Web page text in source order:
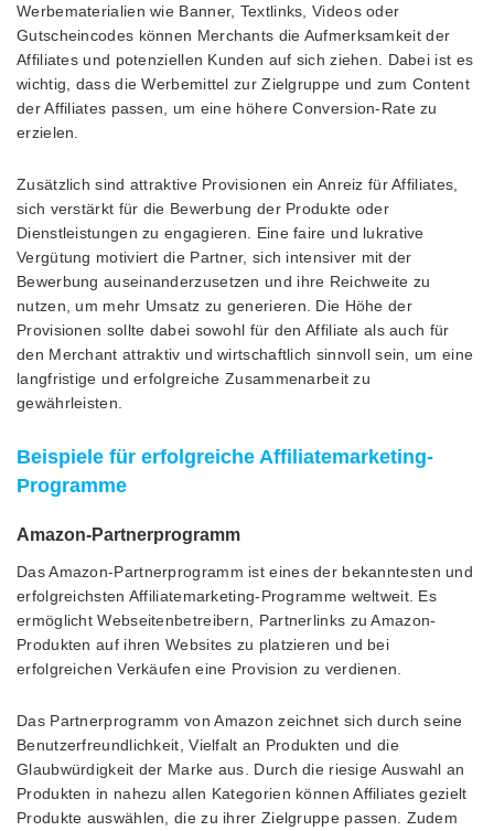
Werbematerialien wie Banner, Textlinks, Videos oder
Gutscheincodes können Merchants die Aufmerksamkeit der
Affiliates und potenziellen Kunden auf sich ziehen. Dabei ist es
wichtig, dass die Werbemittel zur Zielgruppe und zum Content
der Affiliates passen, um eine höhere Conversion-Rate zu
erzielen.
Zusätzlich sind attraktive Provisionen ein Anreiz für Affiliates,
sich verstärkt für die Bewerbung der Produkte oder
Dienstleistungen zu engagieren. Eine faire und lukrative
Vergütung motiviert die Partner, sich intensiver mit der
Bewerbung auseinanderzusetzen und ihre Reichweite zu
nutzen, um mehr Umsatz zu generieren. Die Höhe der
Provisionen sollte dabei sowohl für den Affiliate als auch für
den Merchant attraktiv und wirtschaftlich sinnvoll sein, um eine
langfristige und erfolgreiche Zusammenarbeit zu
gewährleisten.
Beispiele für erfolgreiche Affiliatemarketing-
Programme
Amazon-Partnerprogramm
Das Amazon-Partnerprogramm ist eines der bekanntesten und
erfolgreichsten Affiliatemarketing-Programme weltweit. Es
ermöglicht Webseitenbetreibern, Partnerlinks zu Amazon-
Produkten auf ihren Websites zu platzieren und bei
erfolgreichen Verkäufen eine Provision zu verdienen.
Das Partnerprogramm von Amazon zeichnet sich durch seine
Benutzerfreundlichkeit, Vielfalt an Produkten und die
Glaubwürdigkeit der Marke aus. Durch die riesige Auswahl an
Produkten in nahezu allen Kategorien können Affiliates gezielt
Produkte auswählen, die zu ihrer Zielgruppe passen. Zudem